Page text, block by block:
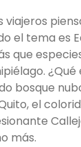
viajeros
el tema es
que
¿Qué
bosque
el
más.